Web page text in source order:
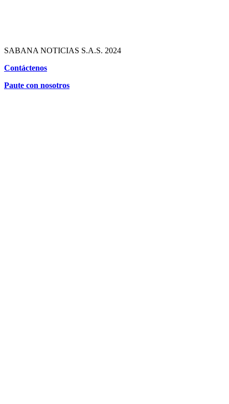
SABANA NOTICIAS S.A.S. 2024
Contáctenos
Paute con nosotros